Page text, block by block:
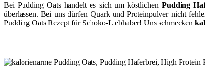
Bei Pudding Oats handelt es sich um köstlichen Pudding
überlassen. Bei uns dürfen Quark und Proteinpulver nicht
Pudding Oats Rezept für Schoko-Liebhaber! Uns schmecken